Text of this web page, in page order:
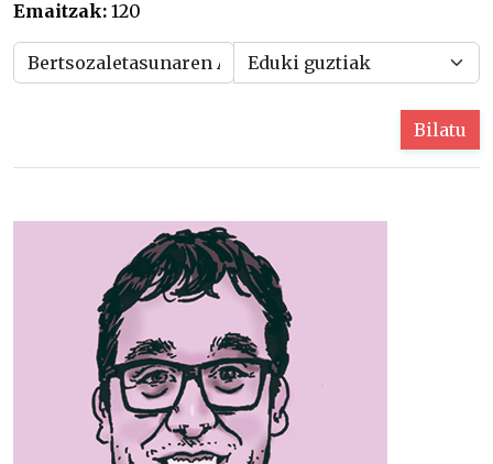
Emaitzak: 120
Bilatu